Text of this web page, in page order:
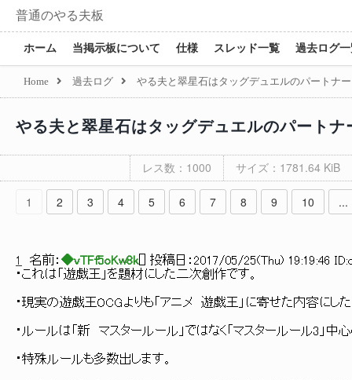
普通のやる夫板
ホーム 当掲示板について 仕様 スレッド一覧 過去ログ
Home 過去ログ やる夫と翠星石はタッグデュエルのパートナ
やる夫と翠星石はタッグデュエルのパートナ
レス数：1000 サイズ：1781.64 KiB
1 2 3 4 5 6 7 8 9 10 ...
1 名前： ◆vTFf5oKw8k[ ] 投稿日： 2017/05/25(Thu) 19:19:46
・これは「遊戯王」を題材にした二次創作です。
・現実の遊戯王OCGよりも「アニメ 遊戯王」に寄せた内容にし
・ルールは「新 マスタールール」ではなく「マスタールール3」中
・特殊ルールも多数出します。